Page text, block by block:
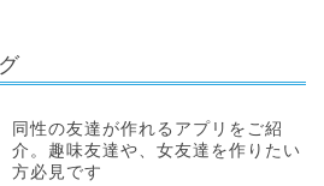
同性の友達が作れるアプリをご紹
介。趣味友達や、女友達を作りたい
方必見です